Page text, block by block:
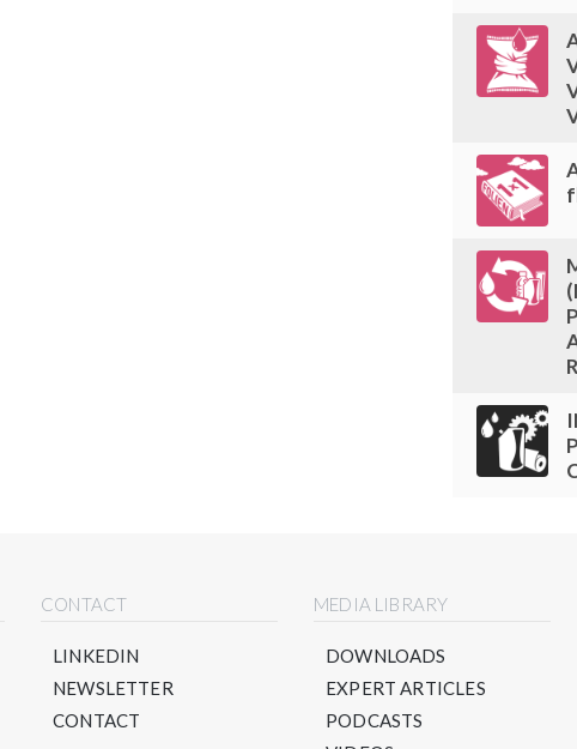
CONTACT
LINKEDIN
NEWSLETTER
CONTACT
MEDIA LIBRARY
DOWNLOADS
EXPERT ARTICLES
PODCASTS